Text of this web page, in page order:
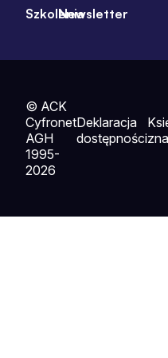
SzkoleniaNewsletter
© ACK
Cyfronet
AGH
1995-
2026
Deklaracja
dostępności